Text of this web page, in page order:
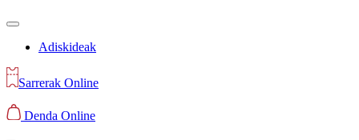
Adiskideak
Sarrerak Online
Denda Online